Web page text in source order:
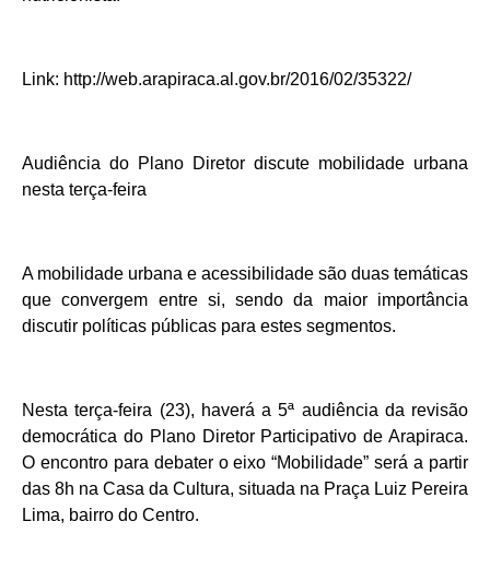
Link: http://web.arapiraca.al.gov.br/2016/02/35322/
Audiência do Plano Diretor discute mobilidade urbana
nesta terça-feira
A mobilidade urbana e acessibilidade são duas temáticas
que convergem entre si, sendo da maior importância
discutir políticas públicas para estes segmentos.
Nesta terça-feira (23), haverá a 5ª audiência da revisão
democrática do Plano Diretor Participativo de Arapiraca.
O encontro para debater o eixo “Mobilidade” será a partir
das 8h na Casa da Cultura, situada na Praça Luiz Pereira
Lima, bairro do Centro.